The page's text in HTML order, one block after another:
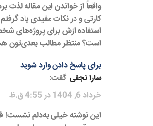
واقعاً از خواندن این مقاله لذت
کارتی و در نکات مفیدی یاد
استفاده ازش برای پروژه‌های
است؟ منتظر مطالب بعدی‌تون
برای پاسخ دادن وارد شوید
سارا نجفی گفت:
خرداد 6, 1404 در 4:55 ق.ظ
این نوشته خیلی به‌دلم نشست!